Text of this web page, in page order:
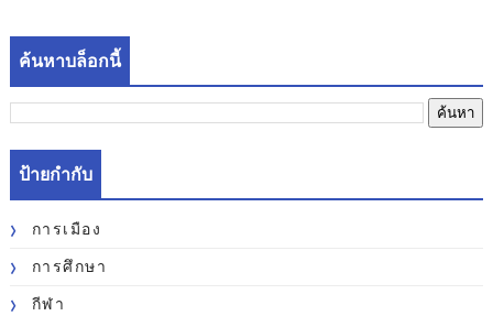
ค้นหาบล็อกนี้
ป้ายกำกับ
การเมือง
การศึกษา
กีฬา